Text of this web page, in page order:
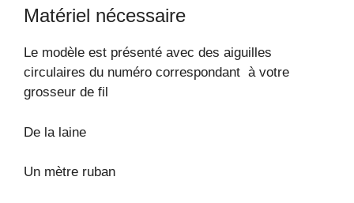
Matériel nécessaire
Le modèle est présenté avec des aiguilles
circulaires du numéro correspondant à votre
grosseur de fil
De la laine
Un mètre ruban